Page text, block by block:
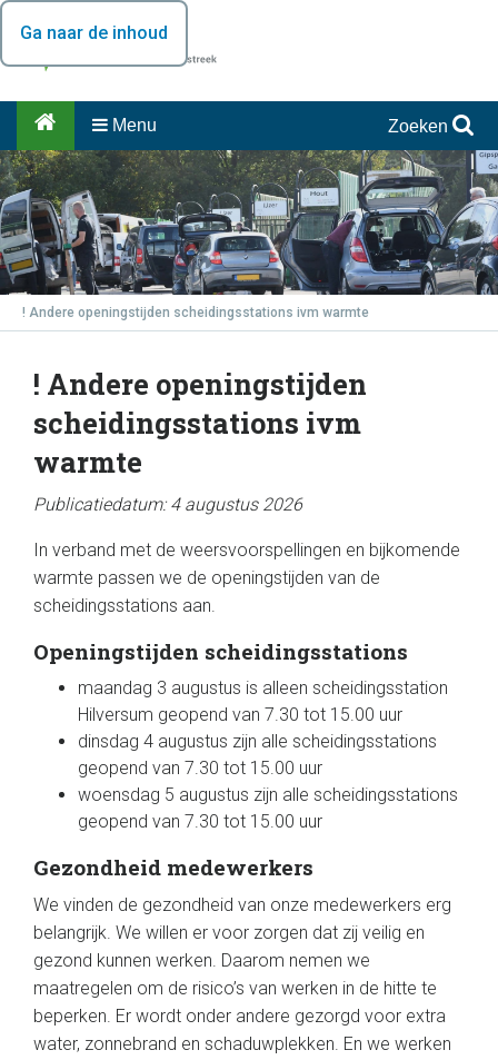
Ga naar de inhoud
Menu Zoeken
! Andere openingstijden scheidingsstations ivm warmte
! Andere openingstijden
scheidingsstations ivm
warmte
Publicatiedatum: 4 augustus 2026
In verband met de weersvoorspellingen en bijkomende
warmte passen we de openingstijden van de
scheidingsstations aan.
Openingstijden scheidingsstations
maandag 3 augustus is alleen scheidingsstation
Hilversum geopend van 7.30 tot 15.00 uur
dinsdag 4 augustus zijn alle scheidingsstations
geopend van 7.30 tot 15.00 uur
woensdag 5 augustus zijn alle scheidingsstations
geopend van 7.30 tot 15.00 uur
Gezondheid medewerkers
We vinden de gezondheid van onze medewerkers erg
belangrijk. We willen er voor zorgen dat zij veilig en
gezond kunnen werken. Daarom nemen we
maatregelen om de risico’s van werken in de hitte te
beperken. Er wordt onder andere gezorgd voor extra
water, zonnebrand en schaduwplekken. En we werken